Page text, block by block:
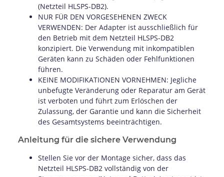
(Netzteil HLSPS-DB2).
NUR FÜR DEN VORGESEHENEN ZWECK
VERWENDEN: Der Adapter ist ausschließlich für
den Betrieb mit dem Netzteil HLSPS-DB2
konzipiert. Die Verwendung mit inkompatiblen
Geräten kann zu Schäden oder Fehlfunktionen
führen.
KEINE MODIFIKATIONEN VORNEHMEN: Jegliche
unbefugte Veränderung oder Reparatur am Gerät
ist verboten und führt zum Erlöschen der
Zulassung, der Garantie und kann die Sicherheit
des Gesamtsystems beeinträchtigen.
Anleitung für die sichere Verwendung
Stellen Sie vor der Montage sicher, dass das
Netzteil HLSPS-DB2 vollständig von der